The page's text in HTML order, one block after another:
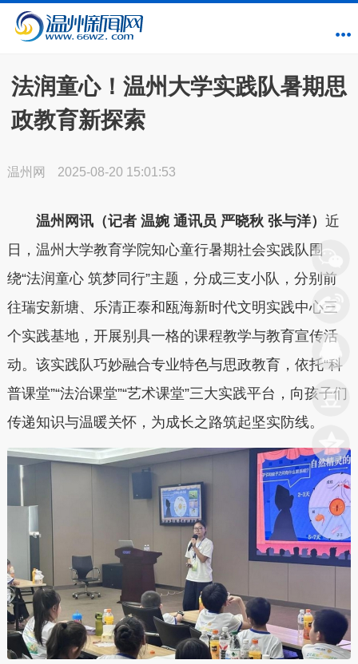
法润童心！温州大学实践队暑期思
政教育新探索
温州网 2025-08-20 15:01:53
温州网讯（记者 温婉 通讯员 严晓秋 张与洋） 近
日，温州大学教育学院知心童行暑期社会实践队围
绕“法润童心 筑梦同行”主题，分成三支小队，分别前
往瑞安新塘、乐清正泰和瓯海新时代文明实践中心三
个实践基地，开展别具一格的课程教学与教育宣传活
动。该实践队巧妙融合专业特色与思政教育，依托“科
普课堂”“法治课堂”“艺术课堂”三大实践平台，向孩子们
传递知识与温暖关怀，为成长之路筑起坚实防线。